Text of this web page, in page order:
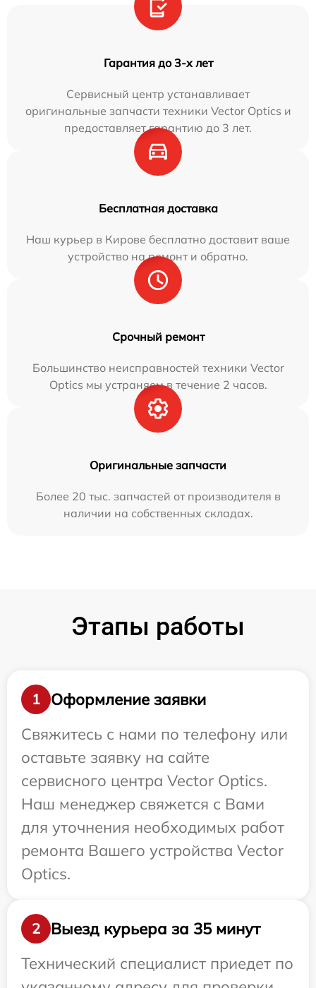
Гарантия до 3-х лет
Сервисный центр устанавливает
оригинальные запчасти техники Vector Optics и
предоставляет гарантию до 3 лет.
Бесплатная доставка
Наш курьер в Кирове бесплатно доставит ваше
устройство на ремонт и обратно.
Срочный ремонт
Большинство неисправностей техники Vector
Optics мы устраняем в течение 2 часов.
Оригинальные запчасти
Более 20 тыс. запчастей от производителя в
наличии на собственных складах.
Этапы работы
1
Оформление заявки
Свяжитесь с нами по телефону или
оставьте заявку на сайте
сервисного центра Vector Optics.
Наш менеджер свяжется с Вами
для уточнения необходимых работ
ремонта Вашего устройства Vector
Optics.
2
Выезд курьера за 35 минут
Технический специалист приедет по